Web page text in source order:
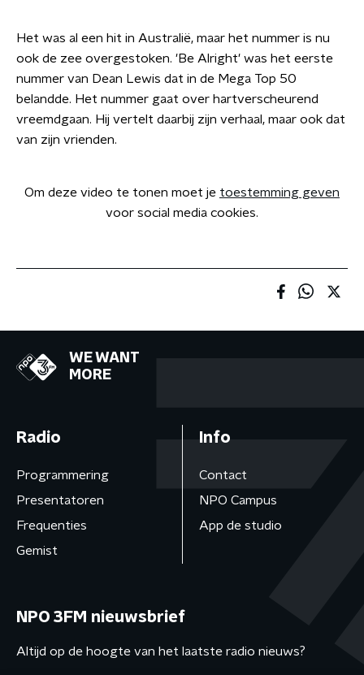
Het was al een hit in Australië, maar het nummer is nu
ook de zee overgestoken. 'Be Alright' was het eerste
nummer van Dean Lewis dat in de Mega Top 50
belandde. Het nummer gaat over hartverscheurend
vreemdgaan. Hij vertelt daarbij zijn verhaal, maar ook dat
van zijn vrienden.
Om deze video te tonen moet je toestemming geven
voor social media cookies.
WE WANT
MORE
Radio
Programmering
Presentatoren
Frequenties
Gemist
Info
Contact
NPO Campus
App de studio
NPO 3FM nieuwsbrief
Altijd op de hoogte van het laatste radio nieuws?